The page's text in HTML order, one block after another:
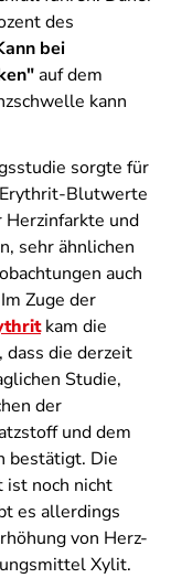
des
bei
auf dem
kann
sorgte für
Blutwerte
und
sehr ähnlichen
auch
Zuge der
kam die
dass die derzeit
Studie,
der
und dem
bestätigt. Die
ist noch nicht
es allerdings
von Herz-
Xylit.